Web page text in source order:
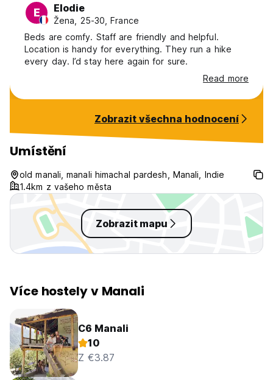
E Elodie
Žena, 25-30, France
Beds are comfy. Staff are friendly and helpful.
Location is handy for everything. They run a hike
every day. I’d stay here again for sure.
Read more
Zobrazit všechna hodnocení
Umístění
old manali, manali himachal pardesh, Manali, Indie
1.4km z vašeho města
Zobrazit mapu
Více hostely v Manali
C6 Manali
10
Z €3.87